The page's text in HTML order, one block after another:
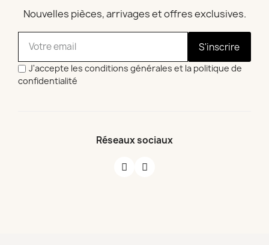
Nouvelles pièces, arrivages et offres exclusives.
S'inscrire
J'accepte les conditions générales et la politique de
confidentialité
Réseaux sociaux